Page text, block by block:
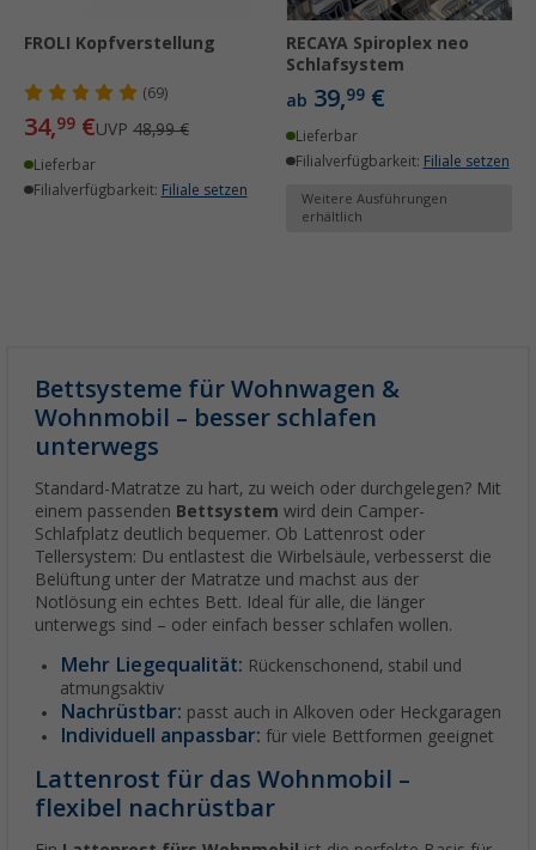
FROLI Kopfverstellung
(69)
34,99 €UVP 48,99 €
Lieferbar
Filialverfügbarkeit: Filiale setzen
RECAYA Spiroplex neo
Schlafsystem
ab 39,99 €
Lieferbar
Filialverfügbarkeit: Filiale setzen
Weitere Ausführungen
erhältlich
Bettsysteme für Wohnwagen &
Wohnmobil – besser schlafen
unterwegs
Standard-Matratze zu hart, zu weich oder durchgelegen? Mit
einem passenden Bettsystem wird dein Camper-
Schlafplatz deutlich bequemer. Ob Lattenrost oder
Tellersystem: Du entlastest die Wirbelsäule, verbesserst die
Belüftung unter der Matratze und machst aus der
Notlösung ein echtes Bett. Ideal für alle, die länger
unterwegs sind – oder einfach besser schlafen wollen.
Mehr Liegequalität: Rückenschonend, stabil und
atmungsaktiv
Nachrüstbar: passt auch in Alkoven oder Heckgaragen
Individuell anpassbar: für viele Bettformen geeignet
Lattenrost für das Wohnmobil –
flexibel nachrüstbar